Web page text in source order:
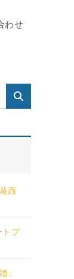
わせ
西
トプ
」